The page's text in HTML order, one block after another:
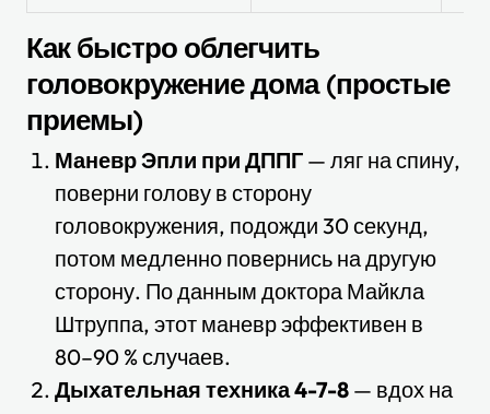
Как быстро облегчить
головокружение дома (простые
приемы)
Маневр Эпли при ДППГ— ляг на спину,
поверни голову в сторону
головокружения, подожди 30 секунд,
потом медленно повернись на другую
сторону. По данным доктора Майкла
Штруппа, этот маневр эффективен в
80–90 % случаев.
Дыхательная техника 4-7-8— вдох на